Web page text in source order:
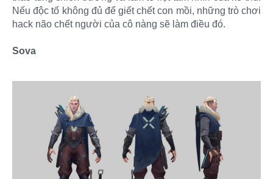
Nếu độc tố không đủ để giết chết con mồi, những trò chơi
hack não chết người của cô nàng sẽ làm điều đó.
Sova